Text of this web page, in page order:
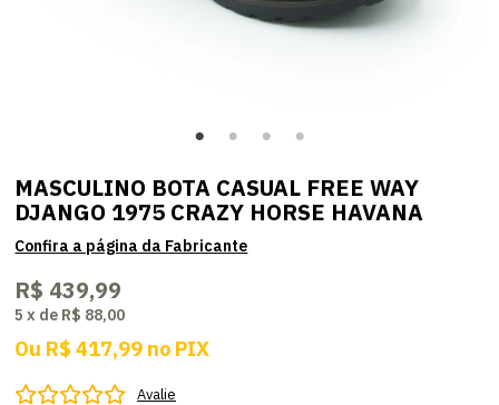
MASCULINO BOTA CASUAL FREE WAY
DJANGO 1975 CRAZY HORSE HAVANA
R$ 439,99
5 x de R$ 88,00
Ou R$ 417,99 no PIX
Avalie